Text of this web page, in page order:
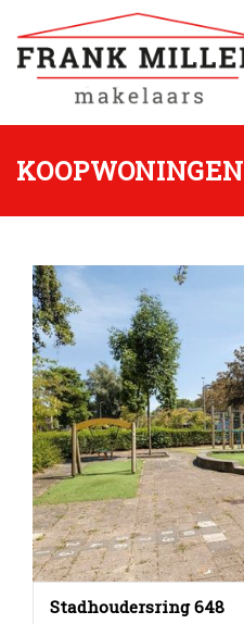
KOOPWONINGEN
Koop
Plaats
Woningtype
Soort bouw
Min. prijs
Max. prijs
Stadhoudersring 648